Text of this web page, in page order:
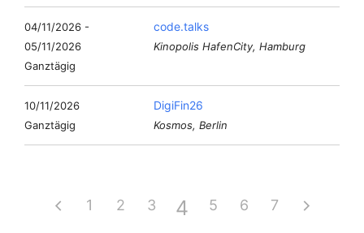
04/11/2026 -
05/11/2026
Ganztägig
code.talks
Kinopolis HafenCity, Hamburg
10/11/2026
Ganztägig
DigiFin26
Kosmos, Berlin
1 2 3 4 5 6 7